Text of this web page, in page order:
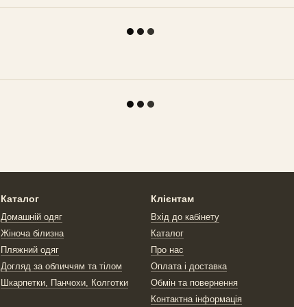
Каталог
Домашній одяг
Жіноча білизна
Пляжний одяг
Догляд за обличчям та тілом
Шкарпетки, Панчохи, Колготки
Клієнтам
Вхід до кабінету
Каталог
Про нас
Оплата і доставка
Обмін та повернення
Контактна інформація